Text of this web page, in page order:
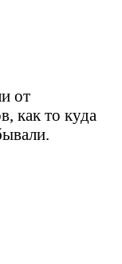
от
как то куда